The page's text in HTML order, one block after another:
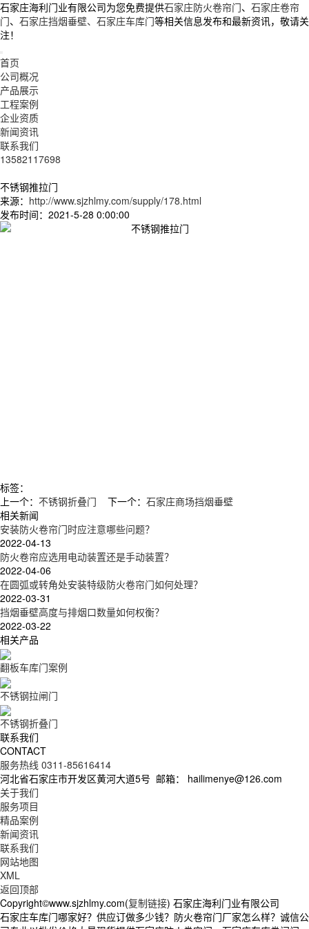
石家庄海利门业有限公司为您免费提供石家庄防火卷帘门、 石家庄卷帘
门、 石家庄挡烟垂壁、石家庄车库门等相关信息发布和最新资讯，敬请关
注！
首页
公司概况
产品展示
工程案例
企业资质
新闻资讯
联系我们
13582117698
不锈钢推拉门
来源： http://www.sjzhlmy.com/supply/178.html
发布时间：2021-5-28 0:00:00
标签：
上一个： 不锈钢折叠门 下一个： 石家庄商场挡烟垂壁
相关新闻
安装防火卷帘门时应注意哪些问题？
2022-04-13
防火卷帘应选用电动装置还是手动装置？
2022-04-06
在圆弧或转角处安装特级防火卷帘门如何处理？
2022-03-31
挡烟垂壁高度与排烟口数量如何权衡？
2022-03-22
相关产品
翻板车库门案例
不锈钢拉闸门
不锈钢折叠门
联系我们
CONTACT
服务热线 0311-85616414
河北省石家庄市开发区黄河大道5号 邮箱： hailimenye@126.com
关于我们
服务项目
精品案例
新闻资讯
联系我们
网站地图
XML
返回顶部
Copyright©www.sjzhlmy.com(复制链接) 石家庄海利门业有限公司
石家庄车库门哪家好？供应订做多少钱？防火卷帘门厂家怎么样？诚信公